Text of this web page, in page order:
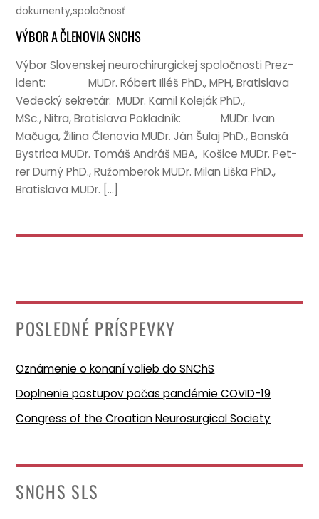
dokumenty,spoločnosť
VÝBOR A ČLENOVIA SNCHS
Výbor Slov­enskej neurochirur­gick­ej spo­ločnosti Prez­
ident: MUDr. Róbert Illéš PhD., MPH, Brat­is­lava
Vedecký sekretár: MUDr. Kamil Kole­ják PhD.,
MSc., Nitra, Brat­is­lava Pok­lad­ník: MUDr. Ivan
Mačuga, Žilina Člen­ov­ia MUDr. Ján Šulaj PhD., Banská
Bystrica MUDr. Tomáš Andráš MBA, Košice MUDr. Pet­
rer Durný PhD., Ružomber­ok MUDr. Mil­an Liška PhD.,
Brat­is­lava MUDr. […]
POSLEDNÉ PRÍSPEVKY
Oznámenie o konaní volieb do SNChS
Doplnenie postupov počas pandémie COVID-19
Congress of the Croatian Neurosurgical Society
SNCHS SLS